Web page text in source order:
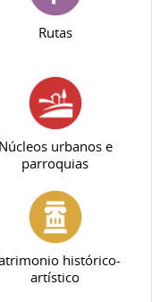
Rutas
Núcleos urbanos e
parroquias
histórico-
artístico